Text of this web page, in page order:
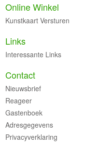
Online Winkel
Kunstkaart Versturen
Links
Interessante Links
Contact
Nieuwsbrief
Reageer
Gastenboek
Adresgegevens
Privacyverklaring